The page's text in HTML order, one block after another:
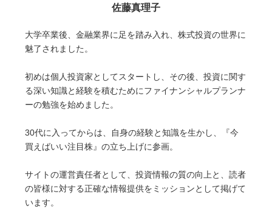
佐藤真理子
大学卒業後、金融業界に足を踏み入れ、株式投資の世界に
魅了されました。
初めは個人投資家としてスタートし、その後、投資に関す
る深い知識と経験を積むためにファイナンシャルプランナ
ーの勉強を始めました。
30代に入ってからは、自身の経験と知識を生かし、『今
買えばいい注目株』の立ち上げに参画。
サイトの運営責任者として、投資情報の質の向上と、読者
の皆様に対する正確な情報提供をミッションとして掲げて
います。